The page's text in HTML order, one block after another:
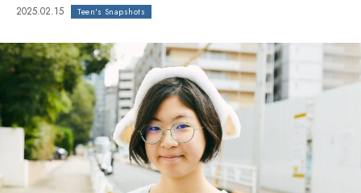
2025.02.15 Teen's Snapshots